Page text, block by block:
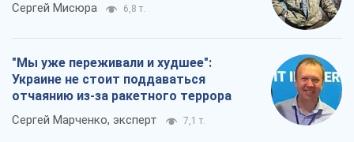
Сергей Мисюра 6,8 т.
"Мы уже переживали и худшее":
Украине не стоит поддаваться
отчаянию из-за ракетного террора
Сергей Марченко, эксперт 7,1 т.